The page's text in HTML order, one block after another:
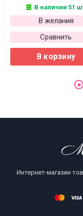
В наличии 51
В желания
Сравнить
В корзину
Интернет-магазин